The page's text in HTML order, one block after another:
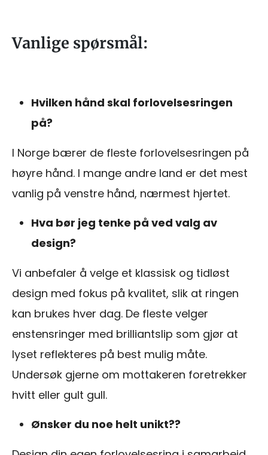
Vanlige spørsmål:
Hvilken hånd skal forlovelsesringen
på?
I Norge bærer de fleste forlovelsesringen på
høyre hånd. I mange andre land er det mest
vanlig på venstre hånd, nærmest hjertet.
Hva bør jeg tenke på ved valg av
design?
Vi anbefaler å velge et klassisk og tidløst
design med fokus på kvalitet, slik at ringen
kan brukes hver dag. De fleste velger
enstensringer med brilliantslip som gjør at
lyset reflekteres på best mulig måte.
Undersøk gjerne om mottakeren foretrekker
hvitt eller gult gull.
Ønsker du noe helt unikt??